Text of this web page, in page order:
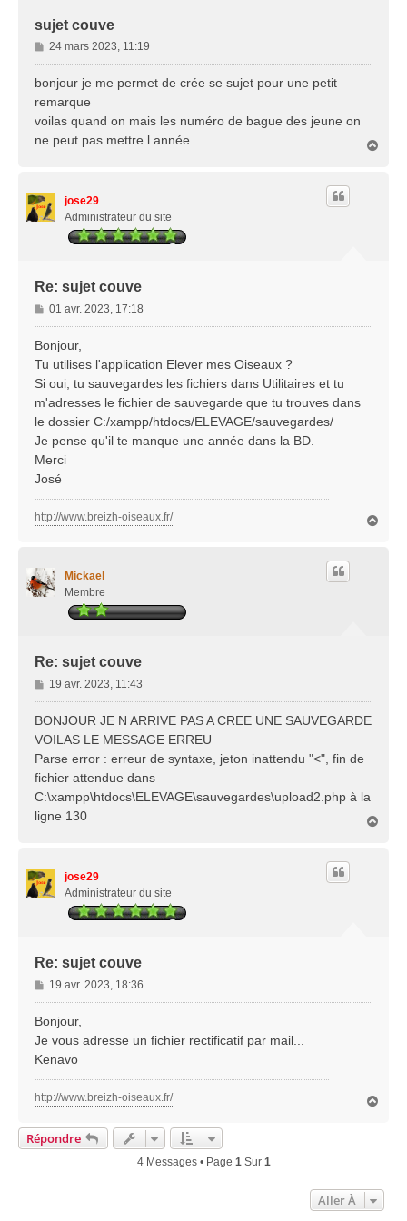
sujet couve
M
e
s
g
e
24 mars 2023, 11:19
bonjour je me permet de crée se sujet pour une petit
remarque
voilas quand on mais les numéro de bague des jeune on
ne peut pas mettre l année
jose29
Administrateur du site
Re: sujet couve
M
e
s
g
e
01 avr. 2023, 17:18
Bonjour,
Tu utilises l'application Elever mes Oiseaux ?
Si oui, tu sauvegardes les fichiers dans Utilitaires et tu
m'adresses le fichier de sauvegarde que tu trouves dans
le dossier C:/xampp/htdocs/ELEVAGE/sauvegardes/
Je pense qu'il te manque une année dans la BD.
Merci
José
http://www.breizh-oiseaux.fr/
Mickael
Membre
Re: sujet couve
M
e
s
s
g
e
19 avr. 2023, 11:43
BONJOUR JE N ARRIVE PAS A CREE UNE SAUVEGARDE
VOILAS LE MESSAGE ERREU
Parse error : erreur de syntaxe, jeton inattendu "<", fin de
fichier attendue dans
C:\xampp\htdocs\ELEVAGE\sauvegardes\upload2.php à la
ligne 130
jose29
Administrateur du site
Re: sujet couve
M
e
a
g
e
19 avr. 2023, 18:36
Bonjour,
Je vous adresse un fichier rectificatif par mail...
Kenavo
http://www.breizh-oiseaux.fr/
Répondre
4 Messages • Page 1 Sur 1
Aller À